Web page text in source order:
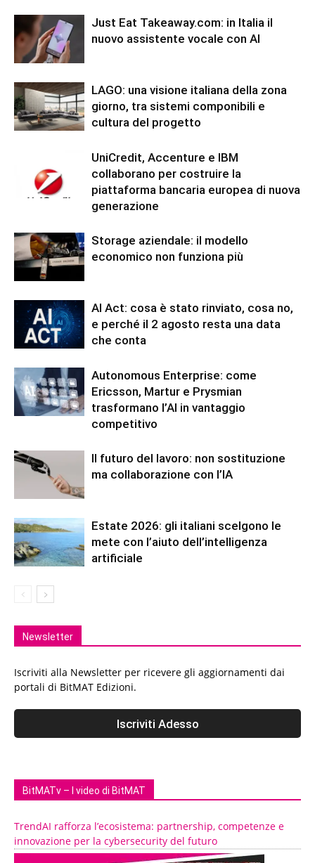
Just Eat Takeaway.com: in Italia il
nuovo assistente vocale con AI
LAGO: una visione italiana della zona
giorno, tra sistemi componibili e
cultura del progetto
UniCredit, Accenture e IBM
collaborano per costruire la
piattaforma bancaria europea di nuova
generazione
Storage aziendale: il modello
economico non funziona più
AI Act: cosa è stato rinviato, cosa no,
e perché il 2 agosto resta una data
che conta
Autonomous Enterprise: come
Ericsson, Martur e Prysmian
trasformano l’AI in vantaggio
competitivo
Il futuro del lavoro: non sostituzione
ma collaborazione con l’IA
Estate 2026: gli italiani scelgono le
mete con l’aiuto dell’intelligenza
artificiale
Newsletter
Iscriviti alla Newsletter per ricevere gli aggiornamenti dai
portali di BitMAT Edizioni.
BitMATv – I video di BitMAT
TrendAI rafforza l’ecosistema: partnership, competenze e
innovazione per la cybersecurity del futuro